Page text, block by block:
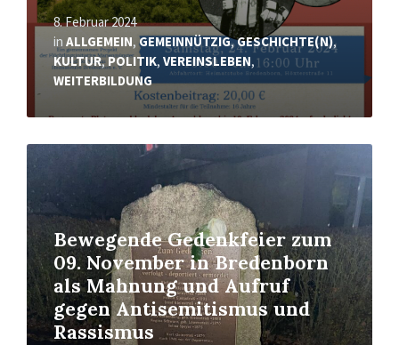
8. Februar 2024
in ALLGEMEIN, GEMEINNÜTZIG,GESCHICHTE(N),
KULTUR,POLITIK, VEREINSLEBEN,
WEITERBILDUNG
Bewegende Gedenkfeier zum
09. November in Bredenborn
als Mahnung und Aufruf
gegen Antisemitismus und
Rassismus
Mehr
erfahren